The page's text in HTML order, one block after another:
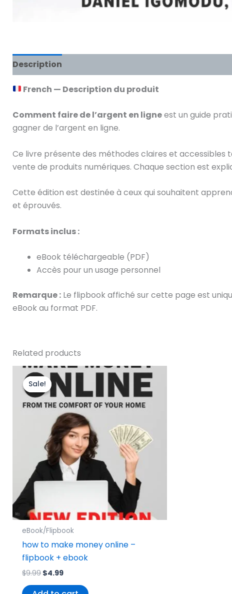
Description
French — Description du produit
Comment faire de l’argent en ligneest un guide
gagner de l’argent en ligne.
Ce livre présente des méthodes claires et accessibles
vente de produits numériques. Chaque section est
Cette édition est destinée à ceux qui souhaitent
et éprouvés.
Formats inclus :
eBook téléchargeable (PDF)
Accès pour un usage personnel
Remarque : Le flipbook affiché sur cette page est
eBook au format PDF.
Related products
Sale!
Sale!
eBook/Flipbook
how to make money online –
flipbook + ebook
$9.99
Original
price
was:
$9.99.
$4.99
Current
is:
$4.99.